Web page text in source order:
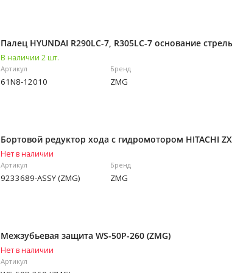
Палец HYUNDAI R290LC-7, R305LC-7 основание
В наличии 2 шт.
Артикул
61N8-12010
Бренд
ZMG
Бортовой редуктор хода c гидромотором HITACHI
Нет в наличии
Артикул
9233689-ASSY (ZMG)
Бренд
ZMG
Межзубьевая защита WS-50P-260 (ZMG)
Нет в наличии
Артикул